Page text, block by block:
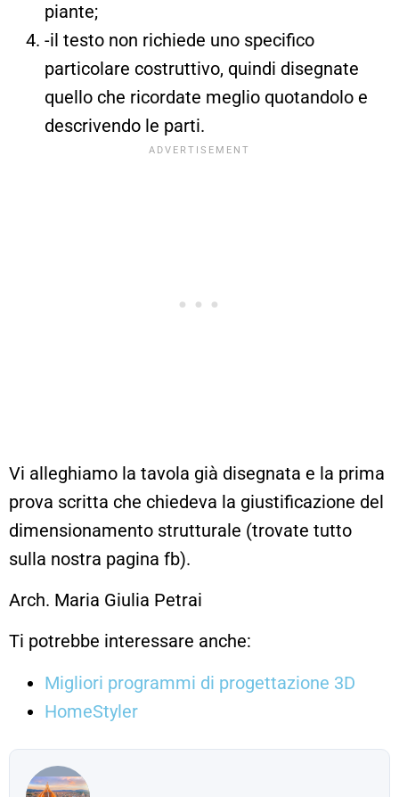
piante;
-il testo non richiede uno specifico
particolare costruttivo, quindi disegnate
quello che ricordate meglio quotandolo e
descrivendo le parti.
Vi alleghiamo la tavola già disegnata e la prima
prova scritta che chiedeva la giustificazione del
dimensionamento strutturale (trovate tutto
sulla nostra pagina fb).
Arch. Maria Giulia Petrai
Ti potrebbe interessare anche:
Migliori programmi di progettazione 3D
HomeStyler